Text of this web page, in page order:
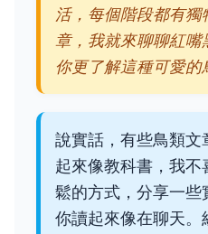
活，每個階段都有
章，我就來聊聊紅
你更了解這種可愛的
說實話，有些鳥類
起來像教科書，我
鬆的方式，分享一些
你讀起來像在聊天。